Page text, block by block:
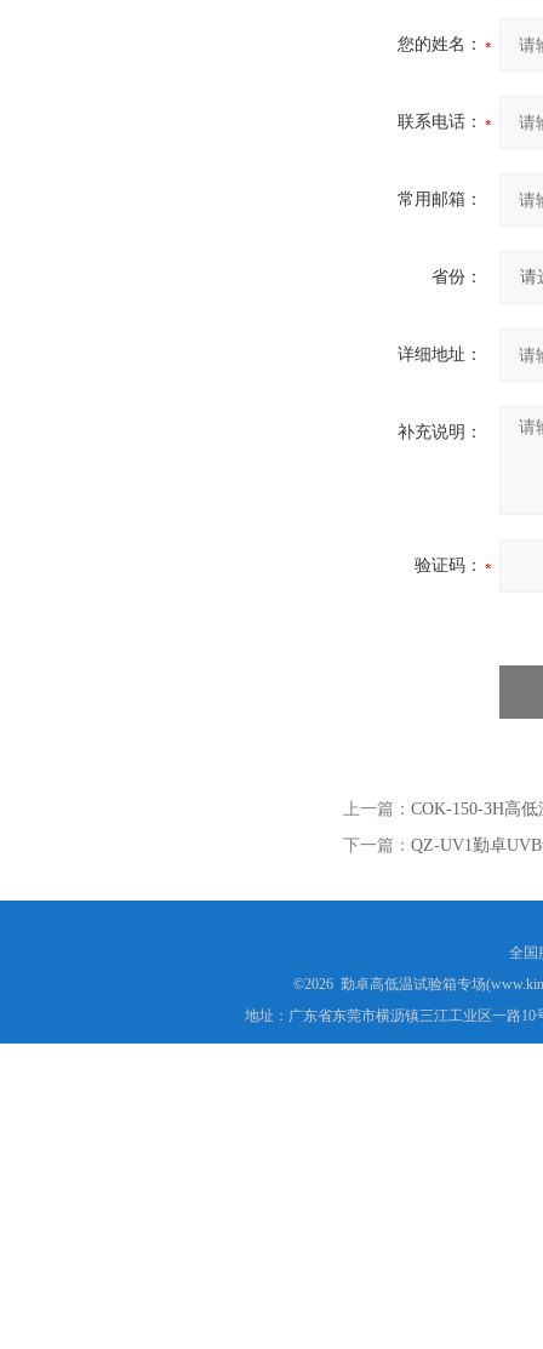
您的姓名：
联系电话：
常用邮箱：
省份：
详细地址：
补充说明：
验证码：
上一篇： COK-150-3H高
下一篇： QZ-UV1勤卓
全国
©2026 勤卓高低温试验箱专场
地址：广东省东莞市横沥镇三江工业区一路10